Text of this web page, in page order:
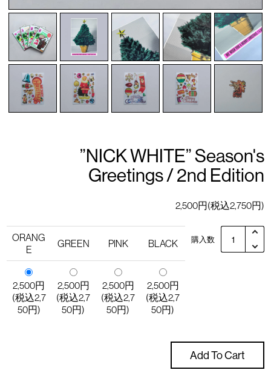
”NICK WHITE” Season's
Greetings / 2nd Edition
2,500円(税込2,750円)
ORANG
E
GREEN PINK BLACK
2,500円
(税込2,7
50円)
2,500円
(税込2,7
50円)
2,500円
(税込2,7
50円)
2,500円
(税込2,7
50円)
購入数
Add To Cart